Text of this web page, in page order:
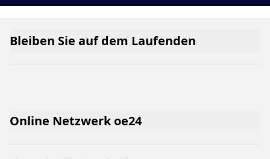
Online Netzwerk oe24
Bleiben Sie auf dem Laufenden